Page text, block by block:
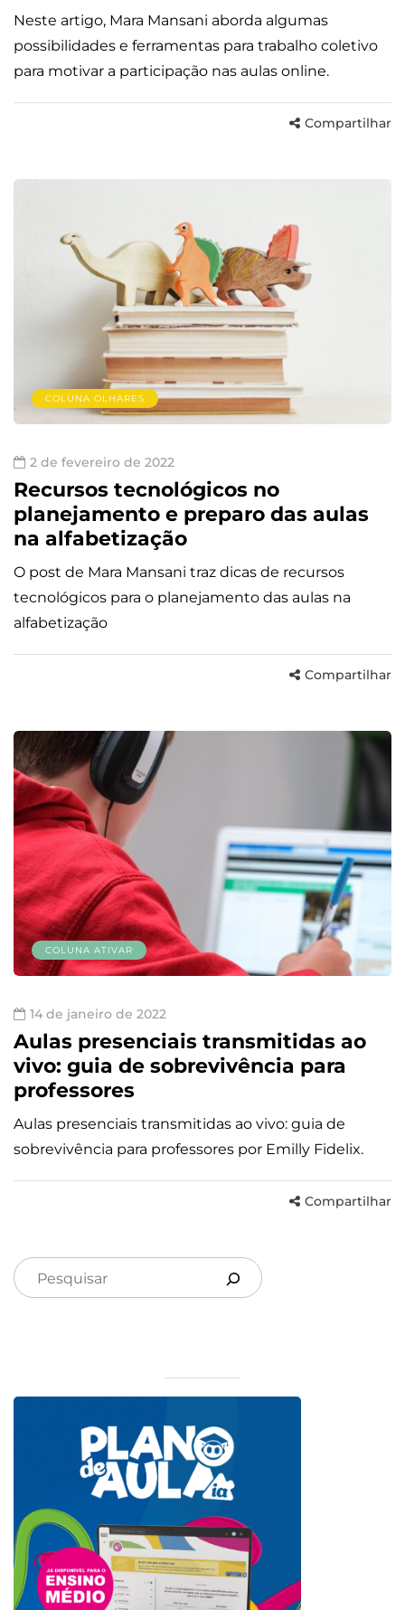
Neste artigo, Mara Mansani aborda algumas
possibilidades e ferramentas para trabalho coletivo
para motivar a participação nas aulas online.
Compartilhar
COLUNA OLHARES
2 de fevereiro de 2022
Recursos tecnológicos no
planejamento e preparo das aulas
na alfabetização
O post de Mara Mansani traz dicas de recursos
tecnológicos para o planejamento das aulas na
alfabetização
Compartilhar
COLUNA ATIVAR
14 de janeiro de 2022
Aulas presenciais transmitidas ao
vivo: guia de sobrevivência para
professores
Aulas presenciais transmitidas ao vivo: guia de
sobrevivência para professores por Emilly Fidelix.
Compartilhar